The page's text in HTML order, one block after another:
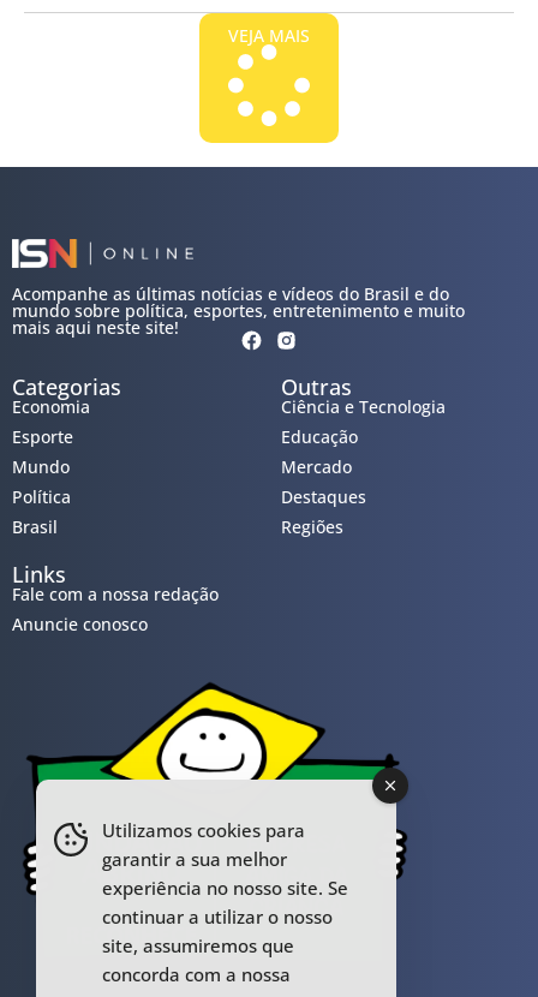
VEJA MAIS
Acompanhe as últimas notícias e vídeos do Brasil e do
mundo sobre política, esportes, entretenimento e muito
mais aqui neste site!
Categorias
Economia
Esporte
Mundo
Política
Brasil
Outras
Ciência e Tecnologia
Educação
Mercado
Destaques
Regiões
Links
Fale com a nossa redação
Anuncie conosco
Utilizamos cookies para
garantir a sua melhor
experiência no nosso site. Se
continuar a utilizar o nosso
site, assumiremos que
concorda com a nossa